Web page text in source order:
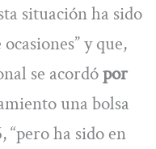
situación ha sido
y que,
se acordópor
una bolsa
“pero ha sido en